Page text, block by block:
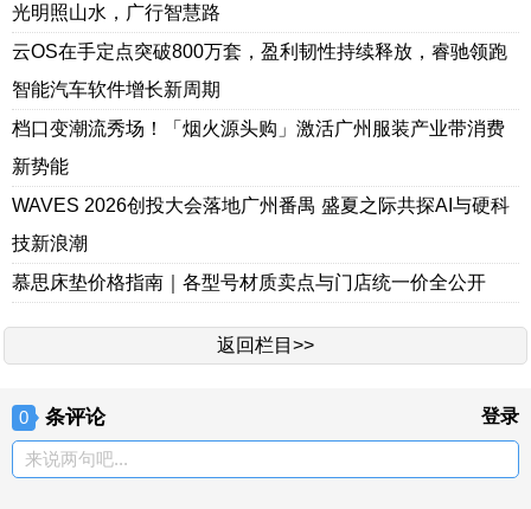
光明照山水，广行智慧路
云OS在手定点突破800万套，盈利韧性持续释放，睿驰领跑
智能汽车软件增长新周期
档口变潮流秀场！「烟火源头购」激活广州服装产业带消费
新势能
WAVES 2026创投大会落地广州番禺 盛夏之际共探AI与硬科
技新浪潮
慕思床垫价格指南｜各型号材质卖点与门店统一价全公开
返回栏目>>
0 条评论 登录
来说两句吧...